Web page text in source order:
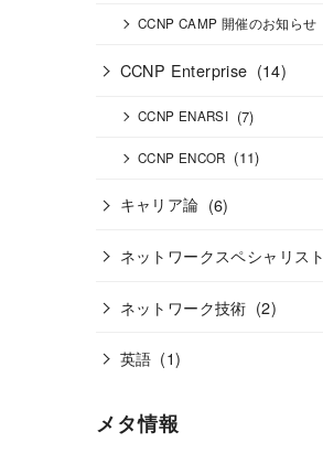
CCNP CAMP 開催のお知らせ
CCNP Enterprise (14)
CCNP ENARSI (7)
CCNP ENCOR (11)
キャリア論 (6)
ネットワークスペシャリスト
ネットワーク技術 (2)
英語 (1)
メタ情報